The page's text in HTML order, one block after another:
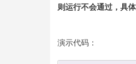
则运行不会通过，具
演示代码：